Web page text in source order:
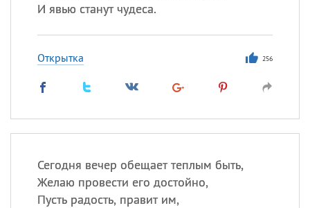
И явью станут чудеса.
Открытка 256
Сегодня вечер обещает теплым быть,
Желаю провести его достойно,
Пусть радость, правит им,